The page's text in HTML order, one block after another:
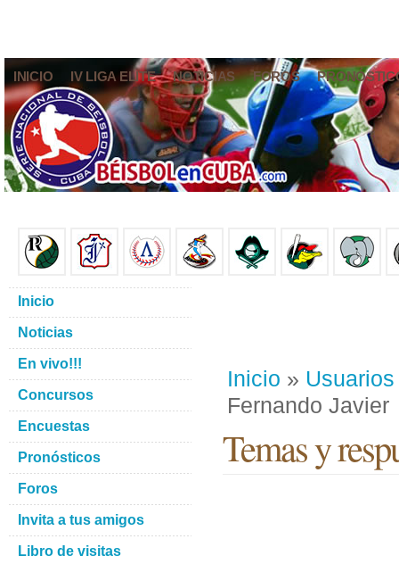
INICIO IV LIGA ELITE NOTICIAS FOROS
Inicio » Usuarios
Fernando Javier
Temas y
Inicio
Noticias
En vivo!!!
Concursos
Encuestas
Pronósticos
Foros
Invita a tus amigos
Libro de visitas